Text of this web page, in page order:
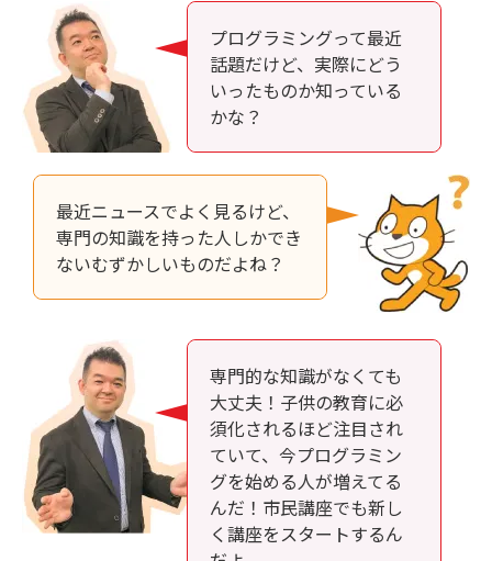
プログラミングって最近
話題だけど、実際にどう
いったものか知っている
かな？
最近ニュースでよく見るけど、
専門の知識を持った人しかでき
ないむずかしいものだよね？
専門的な知識がなくても
大丈夫！子供の教育に必
須化されるほど注目され
ていて、今プログラミン
グを始める人が増えてる
んだ！市民講座でも新し
く講座をスタートするん